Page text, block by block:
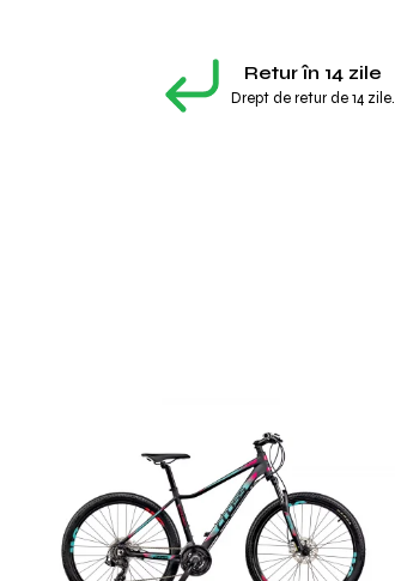
Retur în 14 zile
Drept de retur de 14 zile.